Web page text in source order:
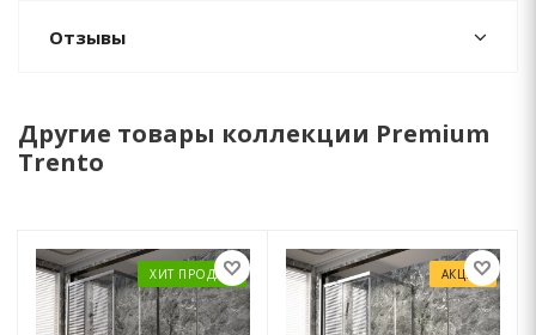
Отзывы
Другие товары коллекции Premium
Trento
ХИТ ПРОДАЖ АКЦИЯ